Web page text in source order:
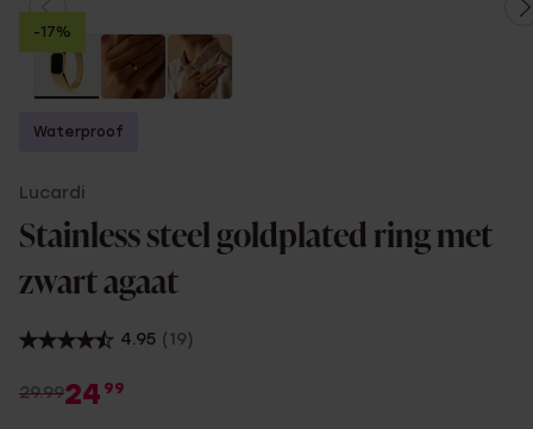
are
here:
-17%
Waterproof
Lucardi
Stainless steel goldplated ring met
zwart agaat
4.95 (19)
29.9924 99